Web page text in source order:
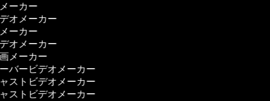
ーカー
オメーカー
ーカー
オメーカー
メーカー
ーバービデオメーカー
ャストビデオメーカー
ャストビデオメーカー